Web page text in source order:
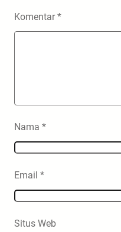
Komentar*
Nama *
Email *
Situs Web